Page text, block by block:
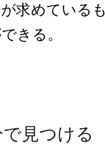
求めている
きる。
見つける